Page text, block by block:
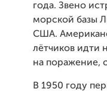
года. Звено
морской базы
США.
лётчиков идти
на поражение,
В 1950 году